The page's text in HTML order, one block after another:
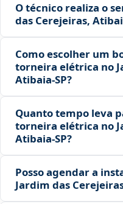
O técnico realiza o
das Cerejeiras,
Como escolher um
torneira elétrica no
Atibaia‑SP?
Quanto tempo leva
torneira elétrica no
Atibaia‑SP?
Posso agendar a
Jardim das